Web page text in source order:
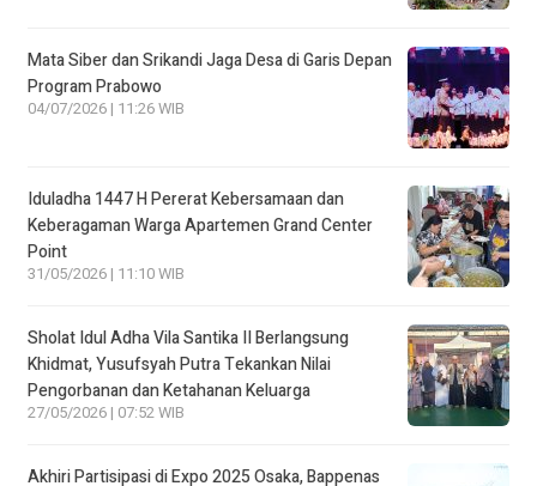
Mata Siber dan Srikandi Jaga Desa di Garis Depan
Program Prabowo
04/07/2026 | 11:26 WIB
Iduladha 1447 H Pererat Kebersamaan dan
Keberagaman Warga Apartemen Grand Center
Point
31/05/2026 | 11:10 WIB
Sholat Idul Adha Vila Santika II Berlangsung
Khidmat, Yusufsyah Putra Tekankan Nilai
Pengorbanan dan Ketahanan Keluarga
27/05/2026 | 07:52 WIB
Akhiri Partisipasi di Expo 2025 Osaka, Bappenas